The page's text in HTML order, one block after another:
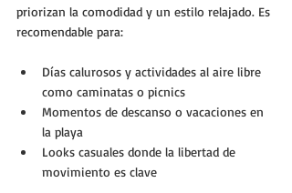
priorizan la comodidad y un estilo relajado. Es
recomendable para:
Días calurosos y actividades al aire libre
como caminatas o picnics
Momentos de descanso o vacaciones en
la playa
Looks casuales donde la libertad de
movimiento es clave